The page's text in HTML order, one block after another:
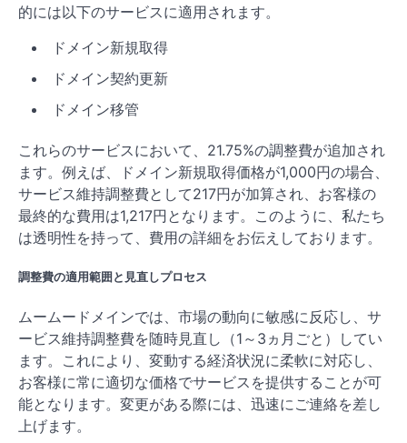
的には以下のサービスに適用されます。
ドメイン新規取得
ドメイン契約更新
ドメイン移管
これらのサービスにおいて、21.75%の調整費が追加され
ます。例えば、ドメイン新規取得価格が1,000円の場合、
サービス維持調整費として217円が加算され、お客様の
最終的な費用は1,217円となります。このように、私たち
は透明性を持って、費用の詳細をお伝えしております。
調整費の適用範囲と見直しプロセス
ムームードメインでは、市場の動向に敏感に反応し、サ
ービス維持調整費を随時見直し（1～3ヵ月ごと）してい
ます。これにより、変動する経済状況に柔軟に対応し、
お客様に常に適切な価格でサービスを提供することが可
能となります。変更がある際には、迅速にご連絡を差し
上げます。